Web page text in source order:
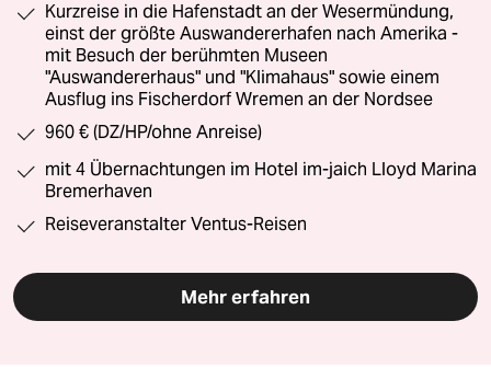
Kurzreise in die Hafenstadt an der Wesermündung,
einst der größte Auswandererhafen nach Amerika -
mit Besuch der berühmten Museen
"Auswandererhaus" und "Klimahaus" sowie einem
Ausflug ins Fischerdorf Wremen an der Nordsee
960 € (DZ/HP/ohne Anreise)
mit 4 Übernachtungen im Hotel im-jaich Lloyd Marina
Bremerhaven
Reiseveranstalter Ventus-Reisen
Mehr erfahren